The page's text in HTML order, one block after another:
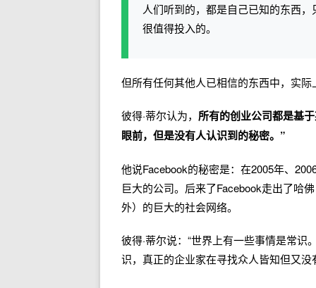
人们听到的，都是自己已知的东西
很值得投入的。
但所有任何其他人已相信的东西中，实
彼得·蒂尔认为， 所有的创业公司都是基
眼前，但是没有人认识到的秘密。”
他说Facebook的秘密是：在2005年、
巨大的公司。后来了Facebook走出了哈
外）的巨大的社会网络。
彼得·蒂尔说：“世界上有一些事情是常
识，真正的企业家在寻找众人皆知但又